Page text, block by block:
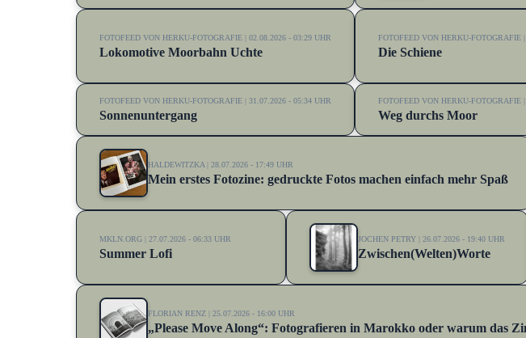
FOTOFEED VON HERKU-FOTOGRAFIE | 02.08.2026 - 03:29 UHR
Lokomotive Moorbahn Uchte
FOTOFEED VON HERKU-FOTOGRAFIE
Die Schiene
FOTOFEED VON HERKU-FOTOGRAFIE | 31.07.2026 - 05:34 UHR
Sonnenuntergang
FOTOFEED VON HERKU-FOTOGRAFIE
Weg durchs Moor
HALDEWITZKA | 28.07.2026 - 17:49 UHR
Mein erstes Fotozine: gedruckte Fotos machen einfach mehr Spaß
MKLN.ORG | 27.07.2026 - 06:33 UHR
Summer Lofi
JOCHEN PETRY | 26.07.2026 - 19:40 UHR
Zwischen(Welten)Worte
FLORIAN RENZ | 25.07.2026 - 16:00 UHR
„Please Move Along“: Fotografieren in Marokko oder warum das